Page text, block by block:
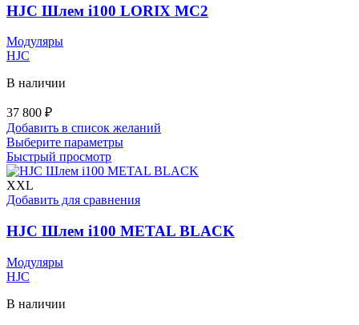
можно
выбрать
HJC Шлем i100 LORIX MC2
Модуляры
HJC
В наличии
37 800 ₽
Добавить в список желаний
Выберите параметрыЭтот
имеет
вариаций.
можно
выбрать
Быстрый просмотр
XXL
Добавить для сравнения
HJC Шлем i100 METAL BLACK
Модуляры
HJC
В наличии